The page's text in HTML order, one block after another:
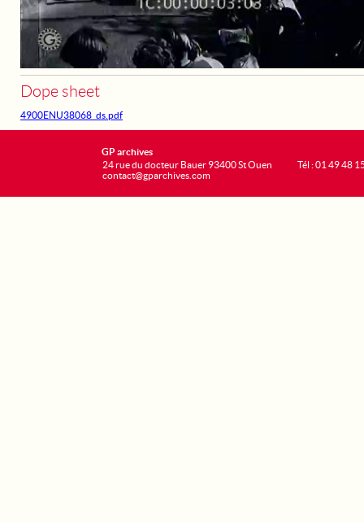
Dope sheet
4900ENU38068_ds.pdf
GP archives
24 rue du docteur Bauer 93400 St Ouen
contact@gparchives.com
Tél : 01 49 48